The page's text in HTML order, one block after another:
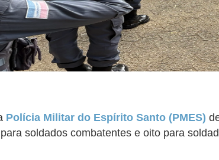
Polícia Militar do Espírito Santo (PMES)
soldados combatentes e oito para